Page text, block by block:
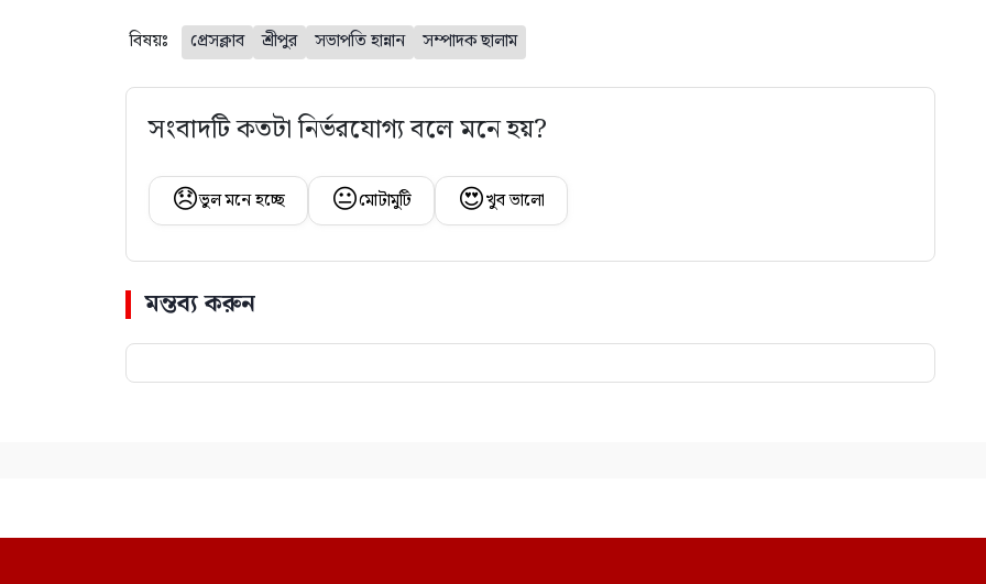
বিষয়ঃ প্রেসক্লাব শ্রীপুর সভাপতি হান্নান সম্পাদক ছালাম
সংবাদটি কতটা নির্ভরযোগ্য বলে মনে হয়?
😞ভুল মনে হচ্ছে 😐মোটামুটি 😍খুব ভালো
মন্তব্য করুন